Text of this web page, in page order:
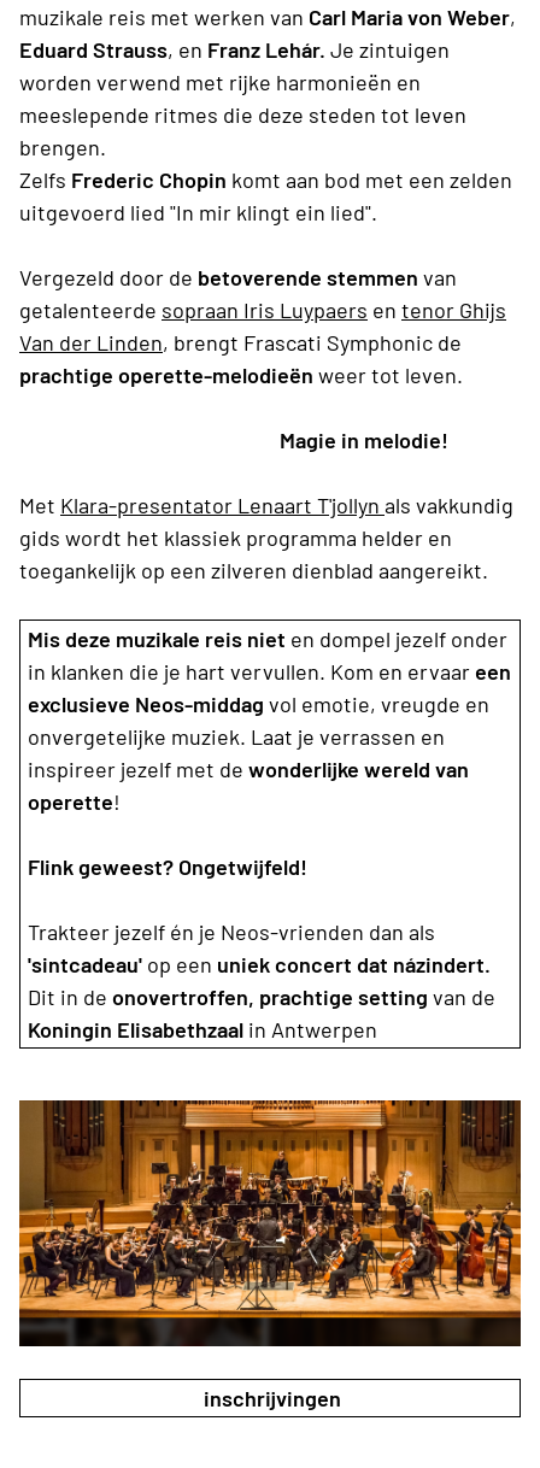
muzikale reis met werken van Carl Maria von Weber,
Eduard Strauss, en Franz Lehár. Je zintuigen
worden verwend met rijke harmonieën en
meeslepende ritmes die deze steden tot leven
brengen.
Zelfs Frederic Chopin komt aan bod met een zelden
uitgevoerd lied "In mir klingt ein lied".
Vergezeld door de betoverende stemmen van
getalenteerde sopraan Iris Luypaers en tenor Ghijs
Van der Linden, brengt Frascati Symphonic de
prachtige operette-melodieën weer tot leven.
Magie in melodie!
Met Klara-presentator Lenaart T'jollyn als vakkundig
gids wordt het klassiek programma helder en
toegankelijk op een zilveren dienblad aangereikt.
Mis deze muzikale reis niet en dompel jezelf onder
in klanken die je hart vervullen. Kom en ervaar een
exclusieve Neos-middag vol emotie, vreugde en
onvergetelijke muziek. Laat je verrassen en
inspireer jezelf met de wonderlijke wereld van
operette!
Flink geweest? Ongetwijfeld!
Trakteer jezelf én je Neos-vrienden dan als
'sintcadeau' op een uniek concert dat názindert.
Dit in de onovertroffen, prachtige setting van de
Koningin Elisabethzaal in Antwerpen
inschrijvingen